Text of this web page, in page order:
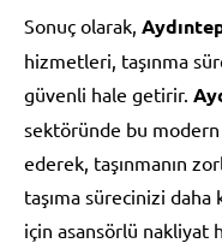
Sonuç olarak,
hizmetleri, taşınma
güvenli hale getirir.
sektöründe bu
ederek, taşınmanın
taşıma sürecinizi
için asansörlü nakliyat